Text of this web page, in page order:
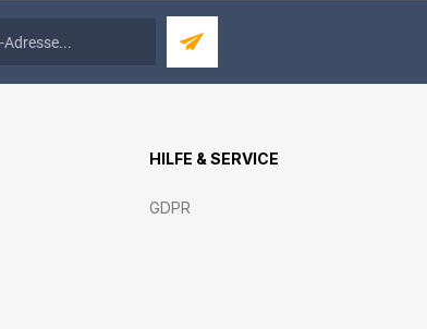
HILFE & SERVICE
GDPR